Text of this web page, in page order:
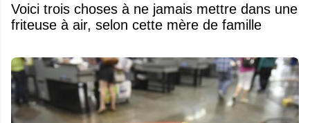
Voici trois choses à ne jamais mettre dans une
friteuse à air, selon cette mère de famille